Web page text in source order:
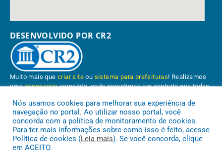
DESENVOLVIDO POR CR2
Muito mais quecriar site ou sistema para prefeituras! Realizamos
umaassessoriacompleta, onde garantimos em contrato que todas
Conheça oPNTP e oRadar da Transparência Pública
Nós usamos cookies para melhorar sua experiência de
navegação no portal. Ao utilizar nosso portal, você
concorda com a política de monitoramento de cookies.
Para ter mais informações sobre como isso é feito, acesse
Política de cookies (Leia mais). Se você concorda, clique
em ACEITO.